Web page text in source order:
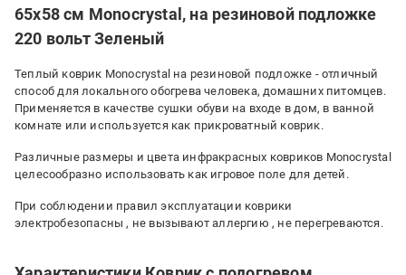
65х58 см Monocrystal, на резиновой подложке
220 вольт Зеленый
Теплый коврик Monocrystal на резиновой подложке - отличный
способ для локального обогрева человека, домашних питомцев.
Применяется в качестве сушки обуви на входе в дом, в ванной
комнате или используется как прикроватный коврик.
Различные размеры и цвета инфракрасных ковриков Monocrystal
целесообразно использовать как игровое поле для детей.
При соблюдении правил эксплуатации коврики
электробезопасны , не вызывают аллергию , не перегреваются.